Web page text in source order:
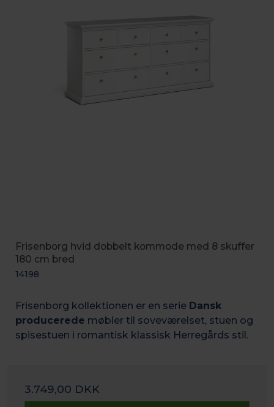
Frisenborg hvid dobbelt kommode med 8 skuffer
180 cm bred
14198
Frisenborg kollektionen er en serie Dansk
producerede møbler til soveværelset, stuen og
spisestuen i romantisk k lassisk Herregårds stil.
3.749,00 DKK